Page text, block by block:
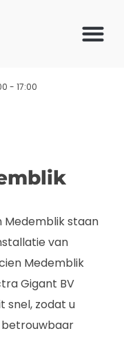
- 17:00
Medemblik staan
van
Medemblik
Gigant BV
snel, zodat u
betrouwbaar